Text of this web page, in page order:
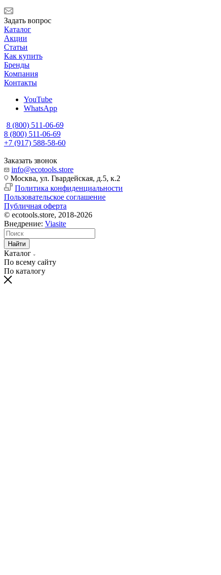
Задать вопрос
Каталог
Акции
Статьи
Как купить
Бренды
Компания
Контакты
YouTube
WhatsApp
8 (800) 511-06-69
8 (800) 511-06-69
+7 (917) 588-58-60
Заказать звонок
info@ecotools.store
Москва, ул. Гвардейская, д.5, к.2
Политика конфиденциальности
Пользовательское соглашение
Публичная оферта
© ecotools.store, 2018-2026
Внедрение: Viasite
Найти
Каталог
По всему сайту
По каталогу